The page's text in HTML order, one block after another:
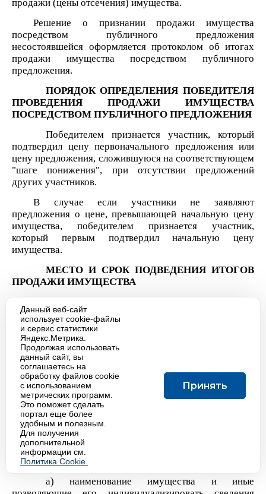
продажи (цены отсечения) имущества.
Решение о признании продажи имущества
посредством публичного предложения
несостоявшейся оформляется протоколом об итогах
продажи имущества посредством публичного
предложения.
ПОРЯДОК ОПРЕДЕЛЕНИЯ ПОБЕДИТЕЛЯ
ПРОВЕДЕНИЯ ПРОДАЖИ ИМУЩЕСТВА
ПОСРЕДСТВОМ ПУБЛИЧНОГО ПРЕДЛОЖЕНИЯ
Победителем признается участник, который
подтвердил цену первоначального предложения или
цену предложения, сложившуюся на соответствующем
"шаге понижения", при отсутствии предложений
других участников.
В случае если участники не заявляют
предложения о цене, превышающей начальную цену
имущества, победителем признается участник,
который первым подтвердил начальную цену
имущества.
МЕСТО И СРОК ПОДВЕДЕНИЯ ИТОГОВ
ПРОДАЖИ ИМУЩЕСТВА
2026 года;
Процедура продажи имущества посредством
публичного предложения считается завершенной со
времени подписания продавцом протокола об итогах
такой продажи.
В течение одного часа со времени подписания
протокола об итогах продажи имущества посредством
публичного предложения победителю направляется
уведомление о признании его победителем с
приложением этого протокола, а также в открытой
части электронной площадки размещается следующая
информация:
а) наименование имущества и иные
Данный веб-сайт
использует cookie-файлы
и сервис статистики
Яндекс.Метрика.
Продолжая использовать
данный сайт, вы
соглашаетесь на
обработку файлов cookie
с использованием
метрических программ.
Это поможет сделать
портал еще более
удобным и полезным.
Для получения
дополнительной
информации см.
Политика Cookie.
Принять